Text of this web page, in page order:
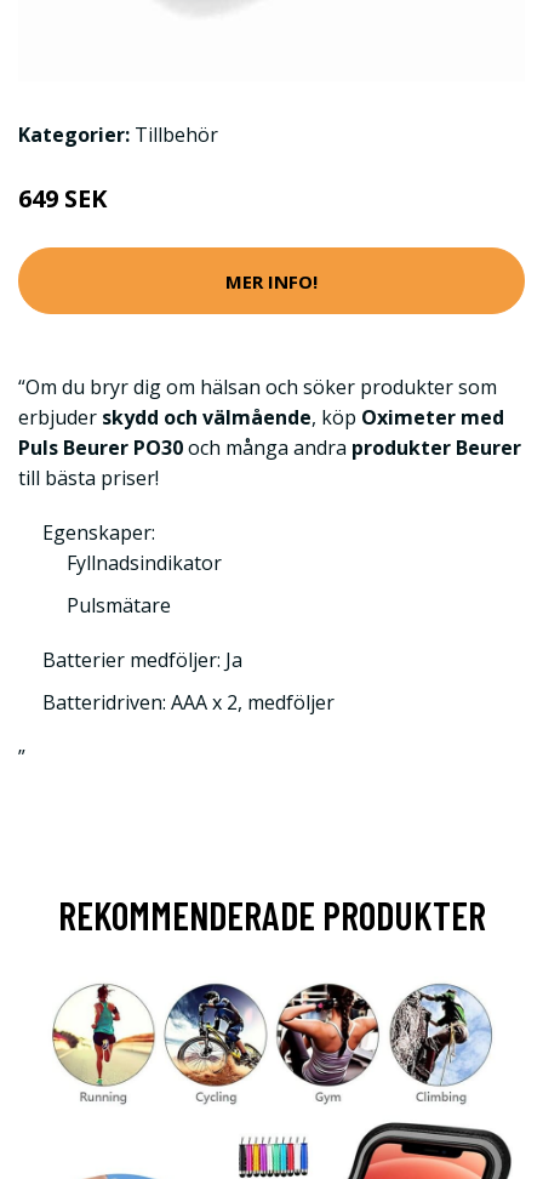
Kategorier: Tillbehör
649 SEK
MER INFO!
“Om du bryr dig om hälsan och söker produkter som
erbjuder skydd och välmående, köp Oximeter med
Puls Beurer PO30och många andra produkter Beurer
till bästa priser!
Egenskaper:
Fyllnadsindikator
Pulsmätare
Batterier medföljer: Ja
Batteridriven: AAA x 2, medföljer
”
REKOMMENDERADE PRODUKTER